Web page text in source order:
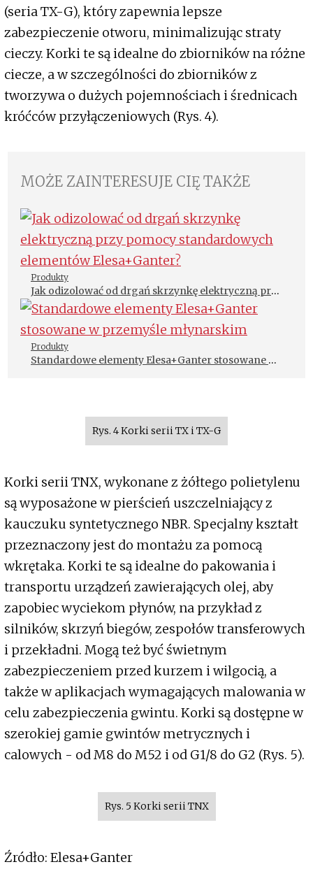
(seria TX-G), który zapewnia lepsze
zabezpieczenie otworu, minimalizując straty
cieczy. Korki te są idealne do zbiorników na różne
ciecze, a w szczególności do zbiorników z
tworzywa o dużych pojemnościach i średnicach
króćców przyłączeniowych (Rys. 4).
MOŻE ZAINTERESUJE CIĘ TAKŻE
Produkty
Jak odizolować od drgań skrzynkę elektryczną przy
pomocy standardowych elementów Elesa+Ganter?
Produkty
Standardowe elementy Elesa+Ganter stosowane w
Rys. 4 Korki serii TX i TX-G
Korki serii TNX, wykonane z żółtego polietylenu
są wyposażone w pierścień uszczelniający z
kauczuku syntetycznego NBR. Specjalny kształt
przeznaczony jest do montażu za pomocą
wkrętaka. Korki te są idealne do pakowania i
transportu urządzeń zawierających olej, aby
zapobiec wyciekom płynów, na przykład z
silników, skrzyń biegów, zespołów transferowych
i przekładni. Mogą też być świetnym
zabezpieczeniem przed kurzem i wilgocią, a
także w aplikacjach wymagających malowania w
celu zabezpieczenia gwintu. Korki są dostępne w
szerokiej gamie gwintów metrycznych i
calowych - od M8 do M52 i od G1/8 do G2 (Rys. 5).
Rys. 5 Korki serii TNX
Źródło: Elesa+Ganter